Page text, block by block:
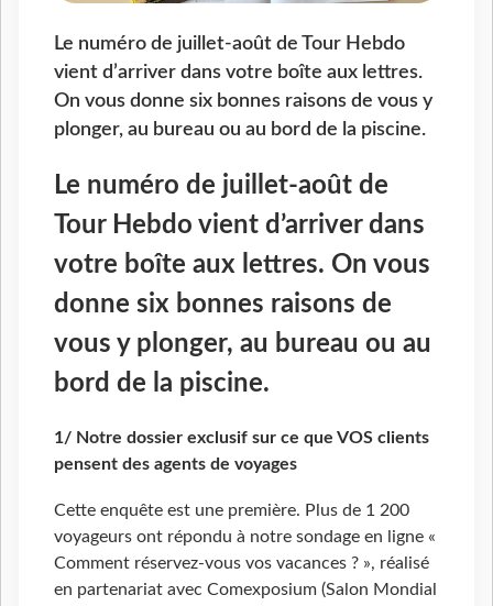
Le numéro de juillet-août de Tour Hebdo
vient d’arriver dans votre boîte aux lettres.
On vous donne six bonnes raisons de vous y
plonger, au bureau ou au bord de la piscine.
Le numéro de juillet-août de
Tour Hebdo vient d’arriver dans
votre boîte aux lettres. On vous
donne six bonnes raisons de
vous y plonger, au bureau ou au
bord de la piscine.
1/ Notre dossier exclusif sur ce que VOS clients
pensent des agents de voyages
Cette enquête est une première. Plus de 1 200
voyageurs ont répondu à notre sondage en ligne «
Comment réservez-vous vos vacances ? », réalisé
en partenariat avec Comexposium (Salon Mondial